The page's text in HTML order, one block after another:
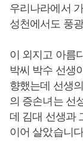
우리나라에서
성천에서도 풍
이 외지고 아름
박씨 박수 선생
향했는데 선생
의 증손녀는 선
데 김대 선생과
이어 살았습니